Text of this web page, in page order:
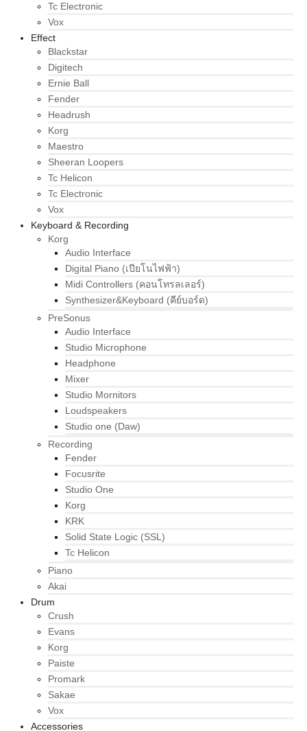
Tc Electronic
Vox
Effect
Blackstar
Digitech
Ernie Ball
Fender
Headrush
Korg
Maestro
Sheeran Loopers
Tc Helicon
Tc Electronic
Vox
Keyboard & Recording
Korg
Audio Interface
Digital Piano (เปียโนไฟฟ้า)
Midi Controllers (คอนโทรลเลอร์)
Synthesizer&Keyboard (คีย์บอร์ด)
PreSonus
Audio Interface
Studio Microphone
Headphone
Mixer
Studio Mornitors
Loudspeakers
Studio one (Daw)
Recording
Fender
Focusrite
Studio One
Korg
KRK
Solid State Logic (SSL)
Tc Helicon
Piano
Akai
Drum
Crush
Evans
Korg
Paiste
Promark
Sakae
Vox
Accessories